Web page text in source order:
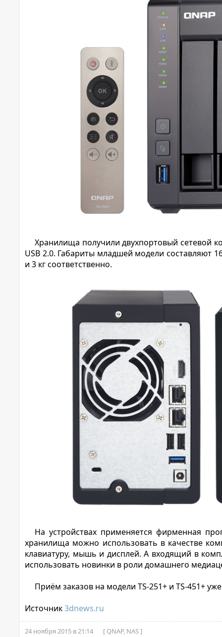
Хранилища получили двухпортовый сетевой
USB 2.0. Габариты младшей модели составляют
и 3 кг соответственно.
На устройствах применяется фирменная
хранилища можно использовать в качестве
клавиатуру, мышь и дисплей. А входящий в
использовать новинки в роли домашнего
Приём заказов на модели TS-251+ и TS-451+
Источник3dnews.ru
24 ноября 2015 в 21:14 [ QNAP, NAS ]